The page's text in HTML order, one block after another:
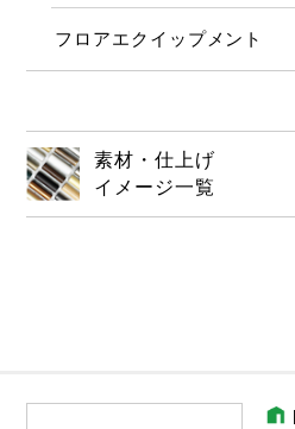
フロアエクイップメント
素材・仕上げ
イメージ一覧